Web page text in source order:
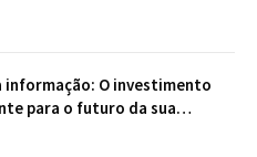
informação: O investimento
para o futuro da sua